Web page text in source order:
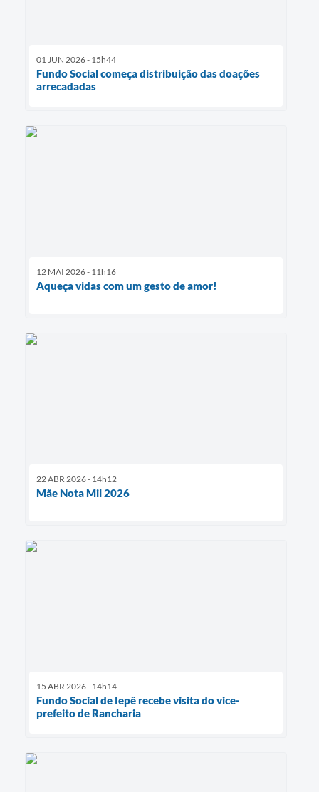
01 JUN 2026 - 15h44
Fundo Social começa distribuição das doações
arrecadadas
12 MAI 2026 - 11h16
Aqueça vidas com um gesto de amor!
22 ABR 2026 - 14h12
Mãe Nota Mil 2026
15 ABR 2026 - 14h14
Fundo Social de Iepê recebe visita do vice-
prefeito de Rancharia